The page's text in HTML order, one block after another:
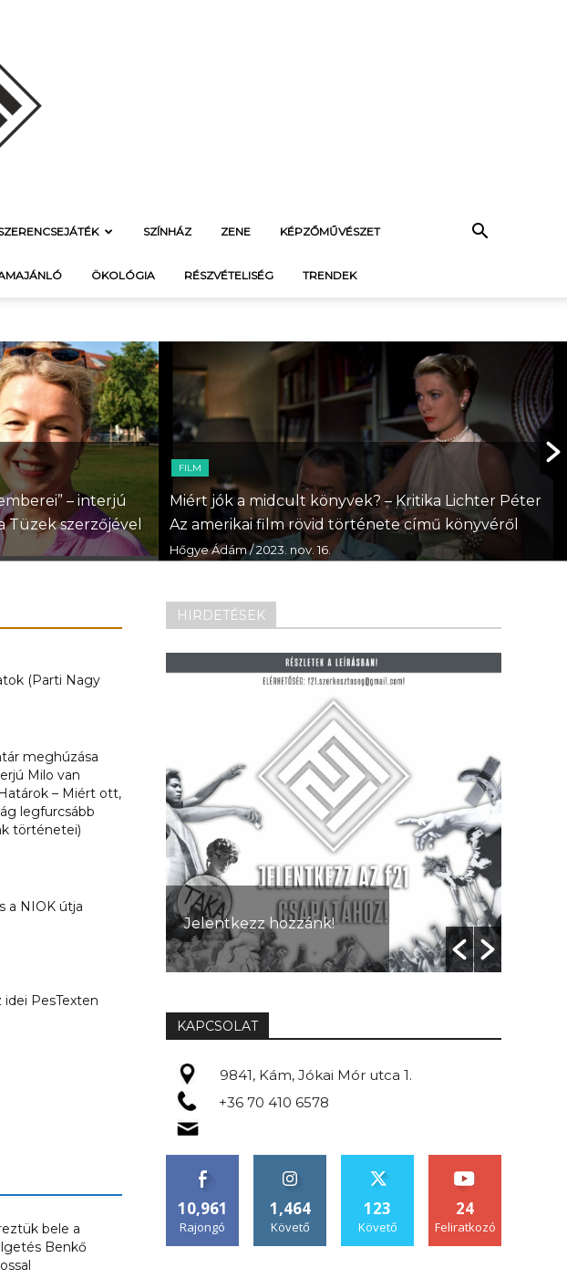
SZÍNHÁZ ZENE KÉPZŐMŰVÉSZET
ÖKOLÓGIA RÉSZVÉTELISÉG TRENDEK
– interjú
szerzőjével
FILM
Miért jók a midcult könyvek? – Kritika Lichter Péter
Az amerikai film rövid története című könyvéről
Hőgye Ádám/ 2023. nov. 16.
(Parti Nagy
meghúzása
Milo van
– Miért ott,
legfurcsább
történetei)
a NIOK útja
idei PesTexten
bele a
Benkő
HIRDETÉSEK
Jelentkezz hozzánk!
KAPCSOLAT
9841, Kám, Jókai Mór utca 1.
+36 70 410 6578
10,961
Rajongó
1,464
Követő
123
Követő
24
Feliratkozó